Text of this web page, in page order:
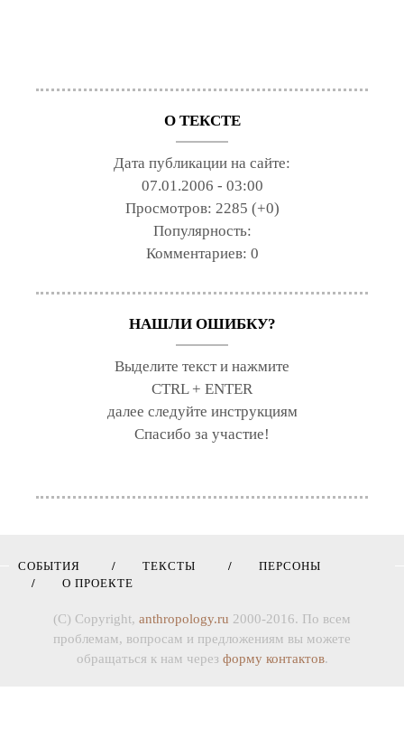
О ТЕКСТЕ
Дата публикации на сайте:
07.01.2006 - 03:00
Просмотров: 2285 (+0)
Популярность:
Комментариев: 0
НАШЛИ ОШИБКУ?
Выделите текст и нажмите
CTRL + ENTER
далее следуйте инструкциям
Спасибо за участие!
СОБЫТИЯ ТЕКСТЫ
ПЕРСОНЫ
О ПРОЕКТЕ
(C) Copyright, anthropology.ru 2000-2016. По всем
проблемам, вопросам и предложениям вы можете
обращаться к нам через форму контактов.